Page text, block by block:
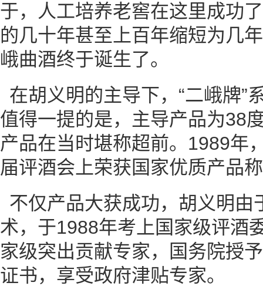
于，人工培养老窖在这里成功
的几十年甚至上百年缩短为几
峨曲酒终于诞生了。
在胡义明的主导下，“二峨牌”
值得一提的是，主导产品为38
产品在当时堪称超前。1989年
届评酒会上荣获国家优质产品
不仅产品大获成功，胡义明由
术，于1988年考上国家级评酒
家级突出贡献专家，国务院授
证书，享受政府津贴专家。